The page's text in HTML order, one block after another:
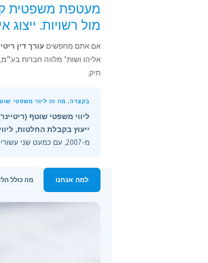
מעטפת משפטית
מול רשויות. ייצוג
אם אתם מחפשים עורך דין
אליהו ושות׳ מלווה חברות בע״מ,
תיק.
בקצרה, מה זה ליווי משפטי
ליווי משפטי שוטף
ייעוץ בקבלת החלטות,
מ-2007, עם כמעט שני עשורים של ניסיון בליווי חברות ועסקים בכל היקף.
למה אנחנו מה כולל